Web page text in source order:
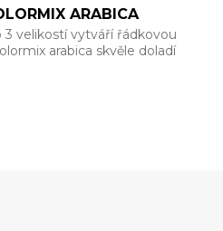
ARABICA
3 velikostí vytváří řádkovou
arabica skvěle doladí